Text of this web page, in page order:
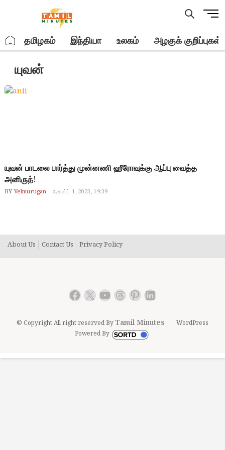
M
u
. தமிழகம் இந்தியா உலகம் அழகுக் குறிப்புகள்
யுவன்
யுவன் பாடலை பார்த்து முன்னணி ஹீரோவுக்கு ஆப்பு வைத்த
அனிருத்!
BY Velmurugan ஆகஸ்ட் 1, 2023, 19:39
About Us Contact Us Privacy Policy
Facebook
X YouTube
Threads
Pinterest
LinkedIn
© Copyright All right reserved ByTamil Minutes
WordPress
Powered By